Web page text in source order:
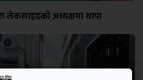
लेकसाइडको अध्यक्षमा थापा